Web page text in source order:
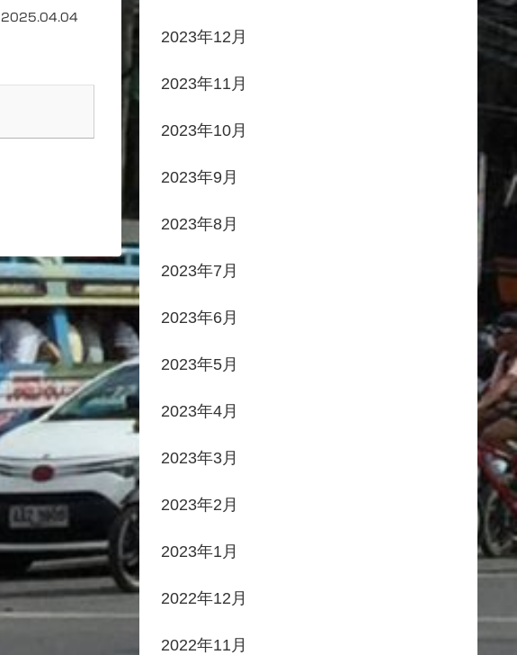
2025.04.04
2023年12月
2023年11月
2023年10月
2023年9月
2023年8月
2023年7月
2023年6月
2023年5月
2023年4月
2023年3月
2023年2月
2023年1月
2022年12月
2022年11月